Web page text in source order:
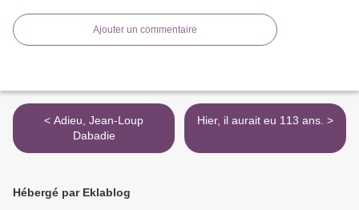
Ajouter un commentaire
< Adieu, Jean-Loup
Dabadie
Hier, il aurait eu 113 ans. >
Hébergé par Eklablog